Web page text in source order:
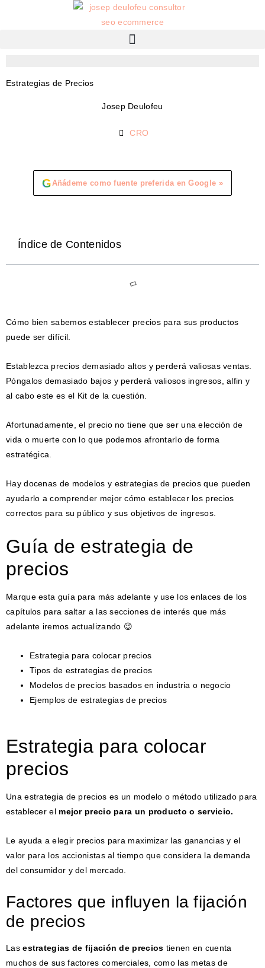
Estrategias de Precios
Josep Deulofeu
CRO
GAñádeme como fuente preferida en Google »
Índice de Contenidos
Cómo bien sabemos establecer precios para sus productos
puede ser difícil.
Establezca precios demasiado altos y perderá valiosas ventas.
Póngalos demasiado bajos y perderá valiosos ingresos, alfin y
al cabo este es el Kit de la cuestión.
Afortunadamente, el precio no tiene que ser una elección de
vida o muerte con lo que podemos afrontarlo de forma
estratégica.
Hay docenas de modelos y estrategias de precios que pueden
ayudarlo a comprender mejor cómo establecer los precios
correctos para su público y sus objetivos de ingresos.
Guía de estrategia de
precios
Marque esta guía para más adelante y use los enlaces de los
capítulos para saltar a las secciones de interés que más
adelante iremos actualizando 😉
Estrategia para colocar precios
Tipos de estrategias de precios
Modelos de precios basados ​​en industria o negocio
Ejemplos de estrategias de precios
Estrategia para colocar
precios
Una estrategia de precios es un modelo o método utilizado para
establecer el mejor precio para un producto o servicio.
Le ayuda a elegir precios para maximizar las ganancias y el
valor para los accionistas al tiempo que considera la demanda
del consumidor y del mercado.
Factores que influyen la fijación
de precios
Lasestrategias de fijación de precios tienen en cuenta
muchos de sus factores comerciales, como las metas de